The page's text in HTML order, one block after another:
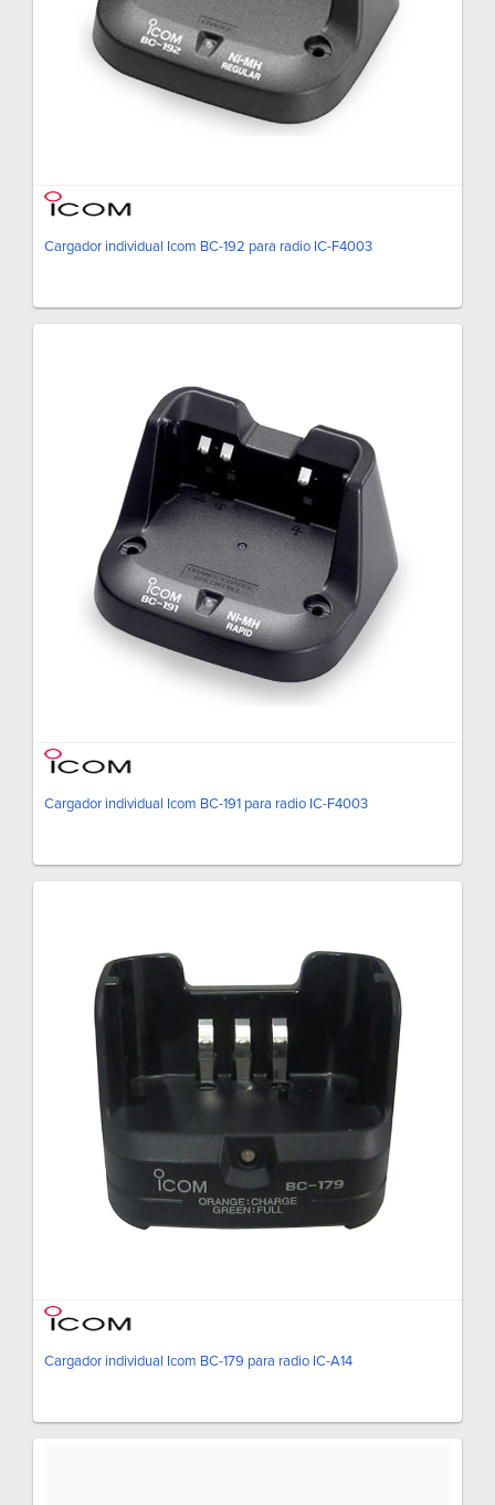
Cargador individual Icom BC-192 para radio IC-F4003
Cargador individual Icom BC-191 para radio IC-F4003
Cargador individual Icom BC-179 para radio IC-A14